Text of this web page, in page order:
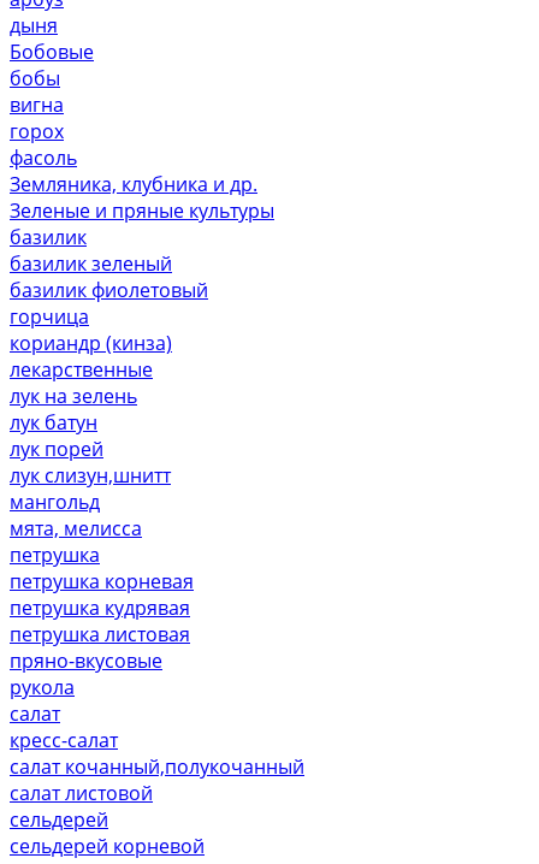
дыня
Бобовые
бобы
вигна
горох
фасоль
Земляника, клубника и др.
Зеленые и пряные культуры
базилик
базилик зеленый
базилик фиолетовый
горчица
кориандр (кинза)
лекарственные
лук на зелень
лук батун
лук порей
лук слизун,шнитт
мангольд
мята, мелисса
петрушка
петрушка корневая
петрушка кудрявая
петрушка листовая
пряно-вкусовые
рукола
салат
кресс-салат
салат кочанный,полукочанный
салат листовой
сельдерей
сельдерей корневой